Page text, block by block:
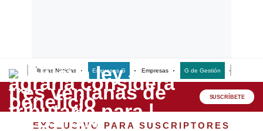
Últimas Noticias Empresas G Empresas G de Gestión
Lo último
Peru Quiosco SUSCRÍBETE
EXCLUSIVO PARA SUSCRIPTORES